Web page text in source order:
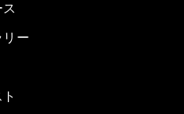
リー